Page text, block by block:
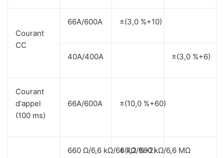
Courant
CC
66A/600A ±(3,0 %+10)
40A/400A ±(3,0 %+6)
Courant
d'appel
(100 ms)
66A/600A ±(10,0 %+60)
660 Ω/6,6 kΩ/66 kΩ/660 kΩ/6,6 MΩ
±(1,2 %+2)